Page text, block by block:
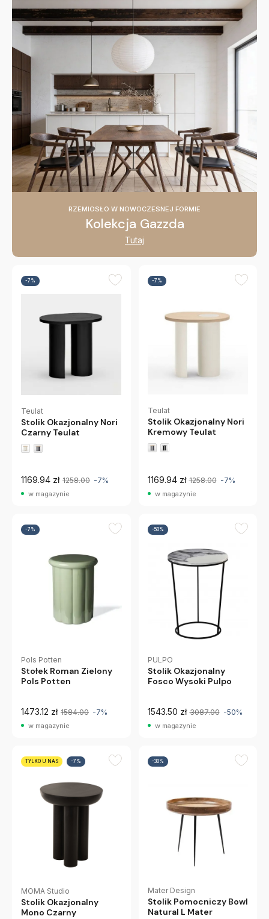
RZEMIOSŁO W NOWOCZESNEJ FORMIE
Kolekcja Gazzda
Tutaj
-7%
Teulat
Stolik Okazjonalny Nori
Czarny Teulat
1169.94 zł 1258.00 -7%
w magazynie
-7%
Teulat
Stolik Okazjonalny Nori
Kremowy Teulat
1169.94 zł 1258.00 -7%
w magazynie
-7%
Pols Potten
Stołek Roman Zielony
Pols Potten
1473.12 zł 1584.00 -7%
w magazynie
-50%
PULPO
Stolik Okazjonalny
Fosco Wysoki Pulpo
1543.50 zł 3087.00 -50%
w magazynie
TYLKO U NAS -7%
MOMA Studio
Stolik Okazjonalny
Mono Czarny
-30%
Mater Design
Stolik Pomocniczy Bowl
Natural L Mater